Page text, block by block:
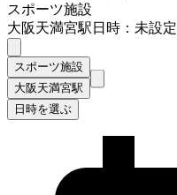
スポーツ施設
大阪天満宮駅日時：未設定
スポーツ施設
大阪天満宮駅
日時を選ぶ